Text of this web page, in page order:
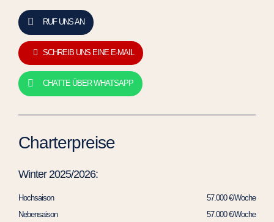
RUF UNS AN
SCHREIB UNS EINE E-MAIL
CHATTE ÜBER WHATSAPP
Charterpreise
Winter 2025/2026:
Hochsaison
57.000 €/Woche
Nebensaison
57.000 €/Woche